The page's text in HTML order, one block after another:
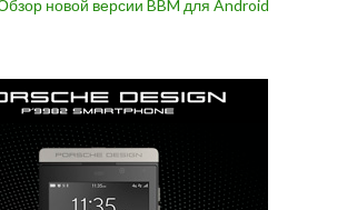
новой версии BBM для Android